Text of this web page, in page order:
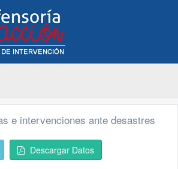
e intervenciones ante desastres
Descargar Datos